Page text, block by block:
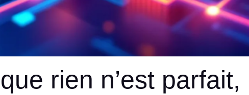
rien n’est parfait,